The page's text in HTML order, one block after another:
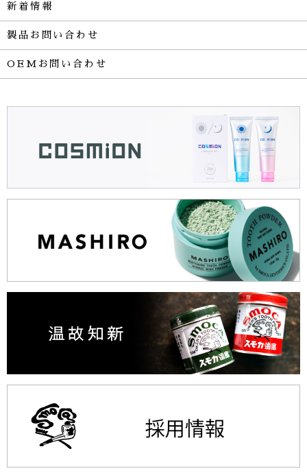
新着情報
製品お問い合わせ
OEMお問い合わせ